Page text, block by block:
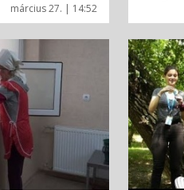
március 27. | 14:52